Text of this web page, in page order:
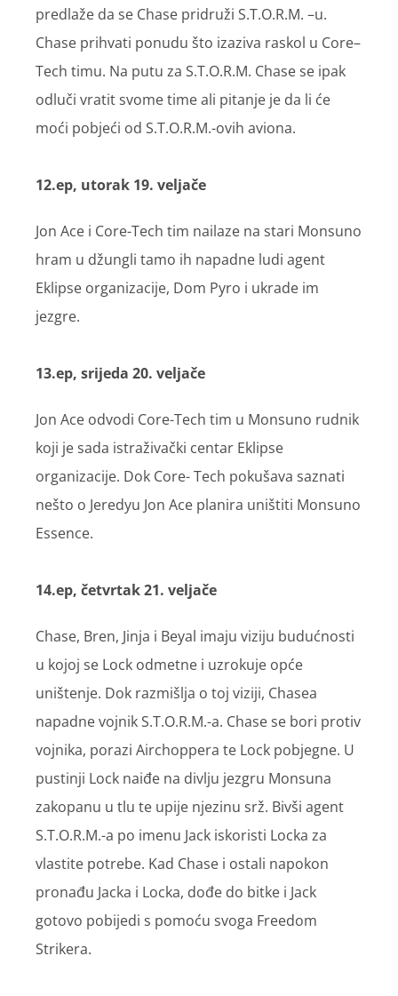
predlaže da se Chase pridruži S.T.O.R.M. –u.
Chase prihvati ponudu što izaziva raskol u Core–
Tech timu. Na putu za S.T.O.R.M. Chase se ipak
odluči vratit svome time ali pitanje je da li će
moći pobjeći od S.T.O.R.M.-ovih aviona.
12.ep, utorak 19. veljače
Jon Ace i Core-Tech tim nailaze na stari Monsuno
hram u džungli tamo ih napadne ludi agent
Eklipse organizacije, Dom Pyro i ukrade im
jezgre.
13.ep, srijeda 20. veljače
Jon Ace odvodi Core-Tech tim u Monsuno rudnik
koji je sada istraživački centar Eklipse
organizacije. Dok Core- Tech pokušava saznati
nešto o Jeredyu Jon Ace planira uništiti Monsuno
Essence.
14.ep, četvrtak 21. veljače
Chase, Bren, Jinja i Beyal imaju viziju budućnosti
u kojoj se Lock odmetne i uzrokuje opće
uništenje. Dok razmišlja o toj viziji, Chasea
napadne vojnik S.T.O.R.M.-a. Chase se bori protiv
vojnika, porazi Airchoppera te Lock pobjegne. U
pustinji Lock naiđe na divlju jezgru Monsuna
zakopanu u tlu te upije njezinu srž. Bivši agent
S.T.O.R.M.-a po imenu Jack iskoristi Locka za
vlastite potrebe. Kad Chase i ostali napokon
pronađu Jacka i Locka, dođe do bitke i Jack
gotovo pobijedi s pomoću svoga Freedom
Strikera.